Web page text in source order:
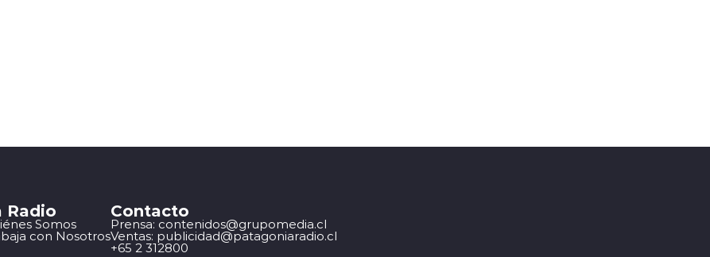
Radio
Somos
con Nosotros
Contacto
Prensa: contenidos@grupomedia.cl
Ventas: publicidad@patagoniaradio.cl
+65 2 312800